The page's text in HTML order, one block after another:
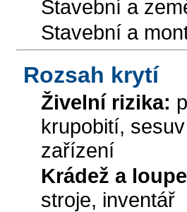
Stavební a
Stavební a
Rozsah krytí
Živelní rizika:
krupobití,
zařízení
Krádež a
stroje, inventář